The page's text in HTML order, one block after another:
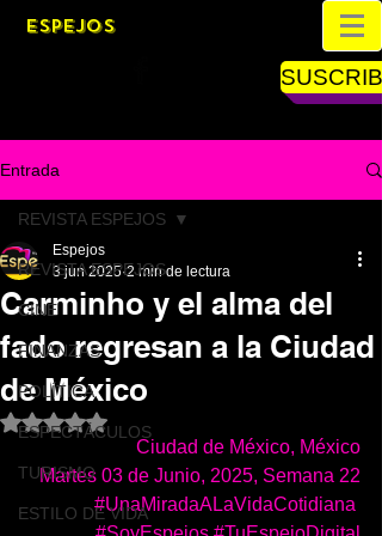
ESPEJOS
Entrada
REVISTA ESPEJOS
CINE
FINANZAS
POLÍTICA
ESPECTÁCULOS
TURISMO
ESTILO DE VIDA
REVISTA ESPEJOS
Carminho y el alma del
fado regresan a la Ciudad
de México
Espejos
3 jun 2025 2 min de lectura
Obtuvo NaN de 5 estrellas.
Ciudad de México, México
Martes 03 de Junio, 2025, Semana 22
#UnaMiradaALaVidaCotidiana